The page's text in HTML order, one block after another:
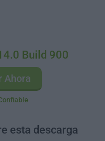
Build 900
Ahora
esta descarga